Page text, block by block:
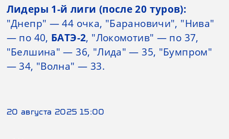
Лидеры 1-й лиги (после 20 туров):
"Днепр" — 44 очка, "Барановичи", "Нива"
— по 40, БАТЭ-2, "Локомотив" — по 37,
"Белшина" — 36, "Лида" — 35, "Бумпром"
— 34, "Волна" — 33.
20 августа 2025 15:00